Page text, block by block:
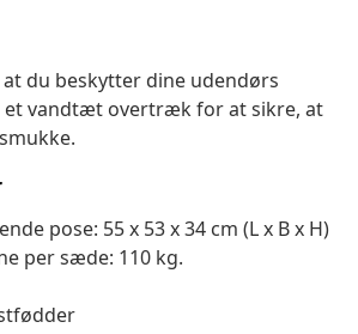
at du beskytter dine udendørs
et vandtæt overtræk for at sikre, at
pose: 55 x 53 x 34 cm (L x B x H)
per sæde: 110 kg.